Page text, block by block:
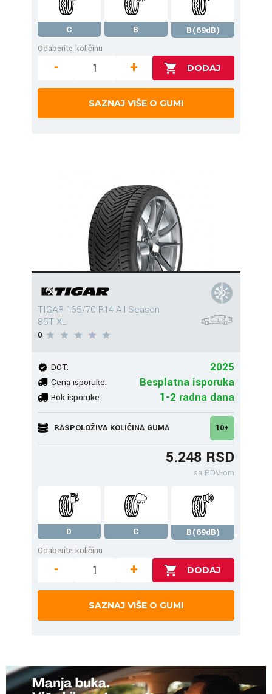
C B
B(69dB)
Odaberite količinu
- +
SAZNAJ VIŠE O GUMI
TIGAR 165/70 R14 All Season
85T XL
0
DOT: 2025
Cena isporuke: Besplatna isporuka
Rok isporuke: 1-2 radna dana
RASPOLOŽIVA KOLIČINA GUMA 10+
5.248 RSD
sa PDV-om
D C
B(69dB)
Odaberite količinu
- +
SAZNAJ VIŠE O GUMI